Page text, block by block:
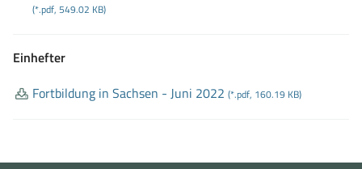
(*.pdf, 549.02 KB)
Einhefter
Fortbildung in Sachsen - Juni 2022 (*.pdf, 160.19 KB)